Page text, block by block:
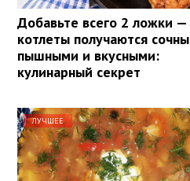
Добавьте всего 2 ложки —
котлеты получаются
пышными и вкусными:
кулинарный секрет
ЛУЧШЕЕ